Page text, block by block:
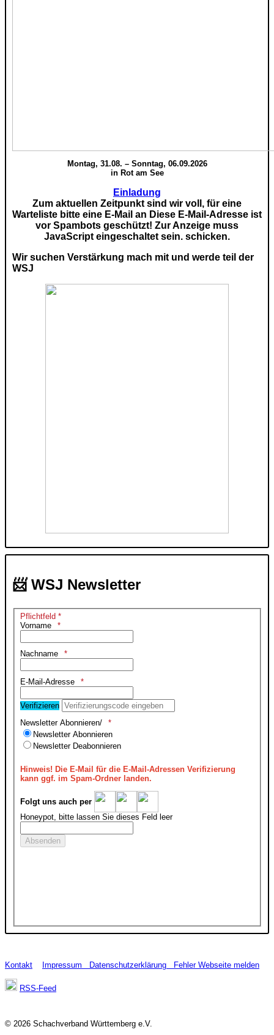
Montag, 31.08. – Sonntag, 06.09.2026
in Rot am See
Einladung
Zum aktuellen Zeitpunkt sind wir voll, für eine
Warteliste bitte eine E-Mail an Diese E-Mail-Adresse ist
vor Spambots geschützt! Zur Anzeige muss
JavaScript eingeschaltet sein. schicken.
Wir suchen Verstärkung mach mit und werde teil der
WSJ
📨 WSJ Newsletter
Pflichtfeld *
Vorname
Nachname
E-Mail-Adresse
Verifizieren
Newsletter Abonnieren/
Newsletter Abonnieren
Newsletter Deabonnieren
Hinweis! Die E-Mail für die E-Mail-Adressen Verifizierung
kann ggf. im Spam-Ordner landen.
Folgt uns auch per
Honeypot, bitte lassen Sie dieses Feld leer
Kontakt Impressum Datenschutzerklärung Fehler Webseite melden
RSS-Feed
© 2026 Schachverband Württemberg e.V.